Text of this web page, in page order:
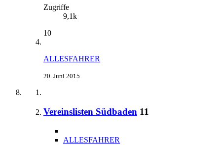
Zugriffe
9,1k
10
ALLESFAHRER
20. Juni 2015
Vereinslisten Südbaden 11
ALLESFAHRER